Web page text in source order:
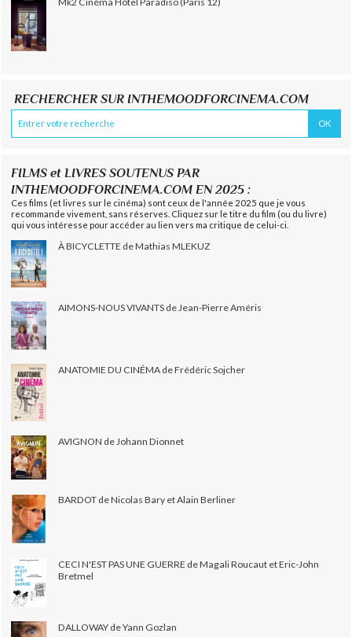
RECHERCHER SUR INTHEMOODFORCINEMA.COM
FILMS et LIVRES SOUTENUS PAR
INTHEMOODFORCINEMA.COM EN 2025 :
Ces films (et livres sur le cinéma) sont ceux de l'année 2025 que je vous
recommande vivement, sans réserves. Cliquez sur le titre du film (ou du livre)
qui vous intéresse pour accéder au lien vers ma critique de celui-ci.
À BICYCLETTE de Mathias MLEKUZ
AIMONS-NOUS VIVANTS de Jean-Pierre Améris
ANATOMIE DU CINÉMA de Frédéric Sojcher
AVIGNON de Johann Dionnet
BARDOT de Nicolas Bary et Alain Berliner
CECI N'EST PAS UNE GUERRE de Magali Roucaut et Eric-John
Bretmel
DALLOWAY de Yann Gozlan